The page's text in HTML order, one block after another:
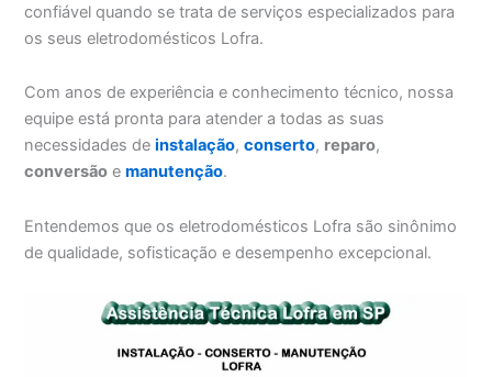
confiável quando se trata de serviços especializados para
os seus eletrodomésticos Lofra.
Com anos de experiência e conhecimento técnico, nossa
equipe está pronta para atender a todas as suas
necessidades deinstalação,conserto, reparo,
conversão emanutenção.
Entendemos que os eletrodomésticos Lofra são sinônimo
de qualidade, sofisticação e desempenho excepcional.